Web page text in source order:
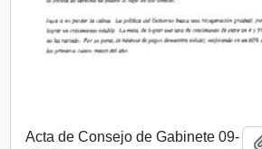
Acta de Consejo de Gabinete 09-